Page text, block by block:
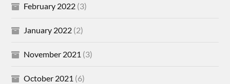
February 2022 (3)
January 2022 (2)
November 2021 (3)
October 2021 (6)